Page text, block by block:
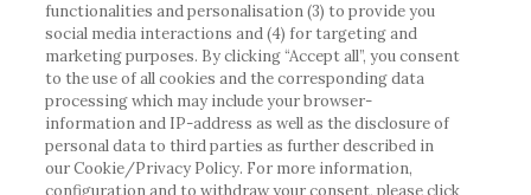
Roche har inte alltid möjlighet att kvalitetssäkra
andras inlägg, men kommer att ta bort vilseledande
eller olämpliga inlägg i möjligaste mån. Vi har inget
ansvar för innehållet på externa webbplatser som
det länkas till. Kopiering av material från denna
webbplats för användning någon annanstans är inte
functionalities and personalisation (3) to provide you
social media interactions and (4) for targeting and
marketing purposes. By clicking “Accept all”, you consent
to the use of all cookies and the corresponding data
processing which may include your browser-
information and IP-address as well as the disclosure of
personal data to third parties as further described in
our Cookie/Privacy Policy. For more information,
configuration and to withdraw your consent, please click